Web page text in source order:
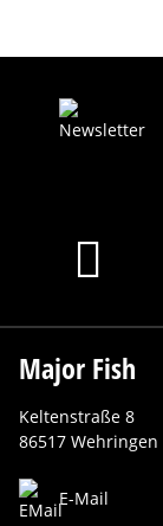
Major Fish
Keltenstraße 8
86517 Wehringen
E-Mail